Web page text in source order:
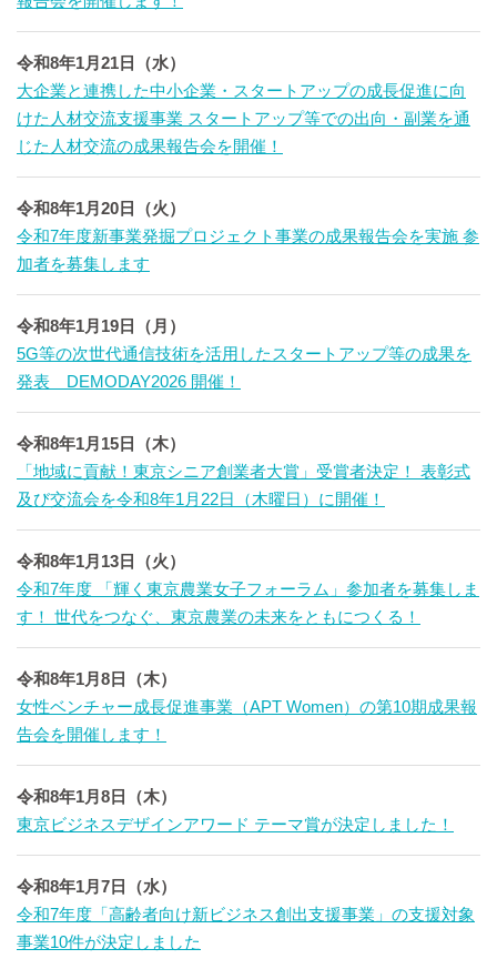
令和8年1月21日（水）
大企業と連携した中小企業・スタートアップの成長促進に向
けた人材交流支援事業 スタートアップ等での出向・副業を通
じた人材交流の成果報告会を開催！
令和8年1月20日（火）
令和7年度新事業発掘プロジェクト事業の成果報告会を実施 参
加者を募集します
令和8年1月19日（月）
5G等の次世代通信技術を活用したスタートアップ等の成果を
発表 DEMODAY2026 開催！
令和8年1月15日（木）
「地域に貢献！東京シニア創業者大賞」受賞者決定！ 表彰式
及び交流会を令和8年1月22日（木曜日）に開催！
令和8年1月13日（火）
令和7年度 「輝く東京農業女子フォーラム」参加者を募集しま
す！ 世代をつなぐ、東京農業の未来をともにつくる！
令和8年1月8日（木）
女性ベンチャー成長促進事業（APT Women）の第10期成果報
告会を開催します！
令和8年1月8日（木）
東京ビジネスデザインアワード テーマ賞が決定しました！
令和8年1月7日（水）
令和7年度「高齢者向け新ビジネス創出支援事業」の支援対象
事業10件が決定しました